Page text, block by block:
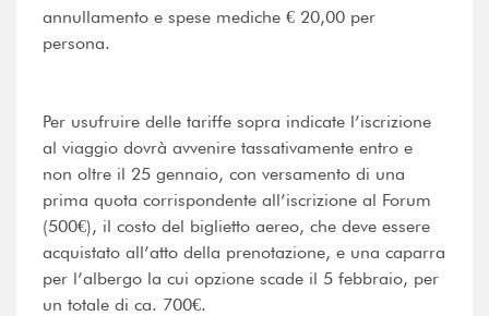
annullamento e spese mediche € 20,00 per
persona.
Per usufruire delle tariffe sopra indicate l’iscrizione
al viaggio dovrà avvenire tassativamente entro e
non oltre il 25 gennaio, con versamento di una
prima quota corrispondente all’iscrizione al Forum
(500€), il costo del biglietto aereo, che deve essere
acquistato all’atto della prenotazione, e una caparra
per l’albergo la cui opzione scade il 5 febbraio, per
un totale di ca. 700€.